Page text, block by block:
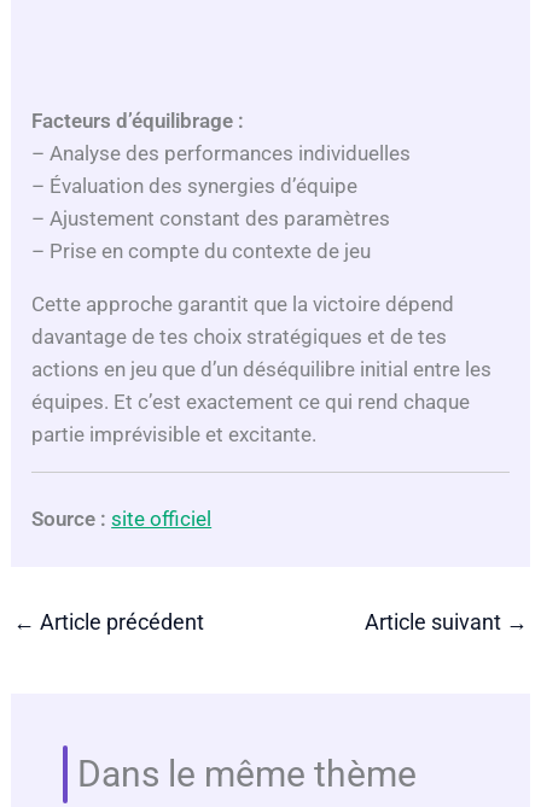
Facteurs d’équilibrage :
– Analyse des performances individuelles
– Évaluation des synergies d’équipe
– Ajustement constant des paramètres
– Prise en compte du contexte de jeu
Cette approche garantit que la victoire dépend
davantage de tes choix stratégiques et de tes
actions en jeu que d’un déséquilibre initial entre les
équipes. Et c’est exactement ce qui rend chaque
partie imprévisible et excitante.
Source : site officiel
← Article précédent Article suivant →
Dans le même thème